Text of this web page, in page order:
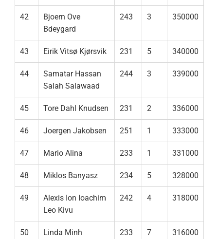
42
Bjoern Ove
Bdeygard
243 3 350000
43 Eirik Vitsø Kjørsvik 231 5 340000
44
Samatar Hassan
Salah Salawaad
244 3 339000
45 Tore Dahl Knudsen 231 2 336000
46 Joergen Jakobsen 251 1 333000
47 Mario Alina 233 1 331000
48 Miklos Banyasz 234 5 328000
49
Alexis Ion Ioachim
Leo Kivu
242 4 318000
50
Linda Minh
233 7 316000